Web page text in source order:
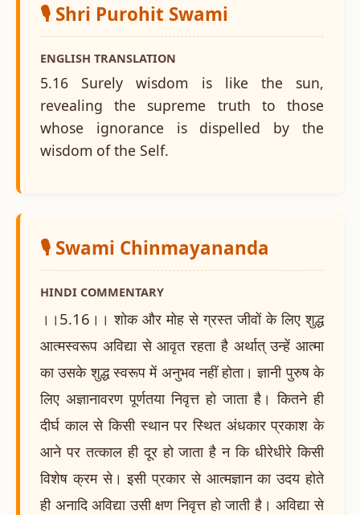
🎙️ Shri Purohit Swami
ENGLISH TRANSLATION
5.16 Surely wisdom is like the sun,
revealing the supreme truth to those
whose ignorance is dispelled by the
wisdom of the Self.
🎙️ Swami Chinmayananda
HINDI COMMENTARY
।।5.16।। शोक और मोह से ग्रस्त जीवों के लिए शुद्ध
आत्मस्वरूप अविद्या से आवृत रहता है अर्थात् उन्हें आत्मा
का उसके शुद्ध स्वरूप में अनुभव नहीं होता। ज्ञानी पुरुष के
लिए अज्ञानावरण पूर्णतया निवृत्त हो जाता है। कितने ही
दीर्घ काल से किसी स्थान पर स्थित अंधकार प्रकाश के
आने पर तत्काल ही दूर हो जाता है न कि धीरेधीरे किसी
विशेष क्रम से। इसी प्रकार से आत्मज्ञान का उदय होते
ही अनादि अविद्या उसी क्षण निवृत्त हो जाती है। अविद्या से